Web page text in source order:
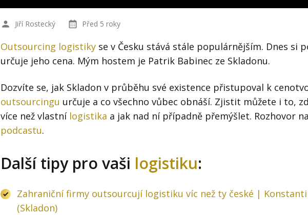
Jiří Rostecký Před 5 roky
Outsourcing logistiky se v Česku stává stále populárnějším. Dnes si
určuje jeho cena. Mým hostem je Patrik Babinec ze Skladonu.
Dozvíte se, jak Skladon v průběhu své existence přistupoval k
outsourcingu určuje a co všechno vůbec obnáší. Zjistit můžete i to,
více než vlastní logistika a jak nad ní případně přemýšlet. Rozhovor
podcastu.
Další tipy pro vaši logistiku:
Zahraniční firmy outsourcují logistiku víc než ty české |
(Skladon)